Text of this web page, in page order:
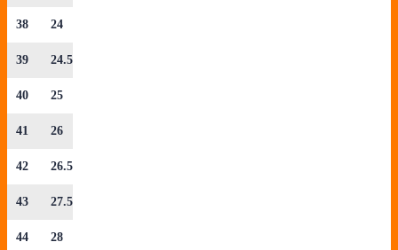
38 24
39 24.5
40 25
41 26
42 26.5
43 27.5
44 28